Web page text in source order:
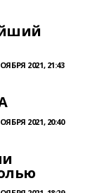
2021, 21:43
2021, 20:40